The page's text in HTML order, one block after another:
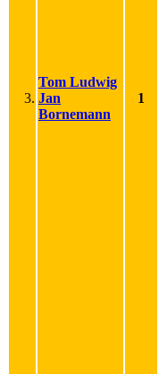
3.
Tom Ludwig
Jan
Bornemann
1